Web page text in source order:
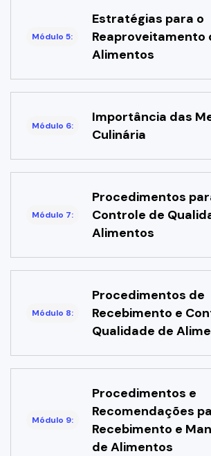
Módulo 5:
Estratégias para o
Reaproveitamento
Alimentos
Módulo 6:
Importância das
Culinária
Módulo 7:
Procedimentos
Controle de
Alimentos
Módulo 8:
Procedimentos de
Recebimento e
Qualidade de
Módulo 9:
Procedimentos e
Recomendações
Recebimento e
de Alimentos